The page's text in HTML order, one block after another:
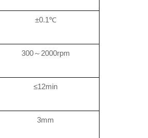
±0.1℃
300～2000rpm
≤12min
3mm